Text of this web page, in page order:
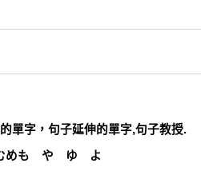
單字，句子延伸的單字,句子教授.
めも や ゆ よ